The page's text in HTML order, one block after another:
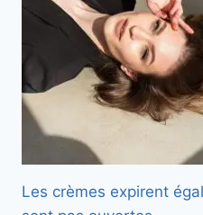
Les crèmes expirent